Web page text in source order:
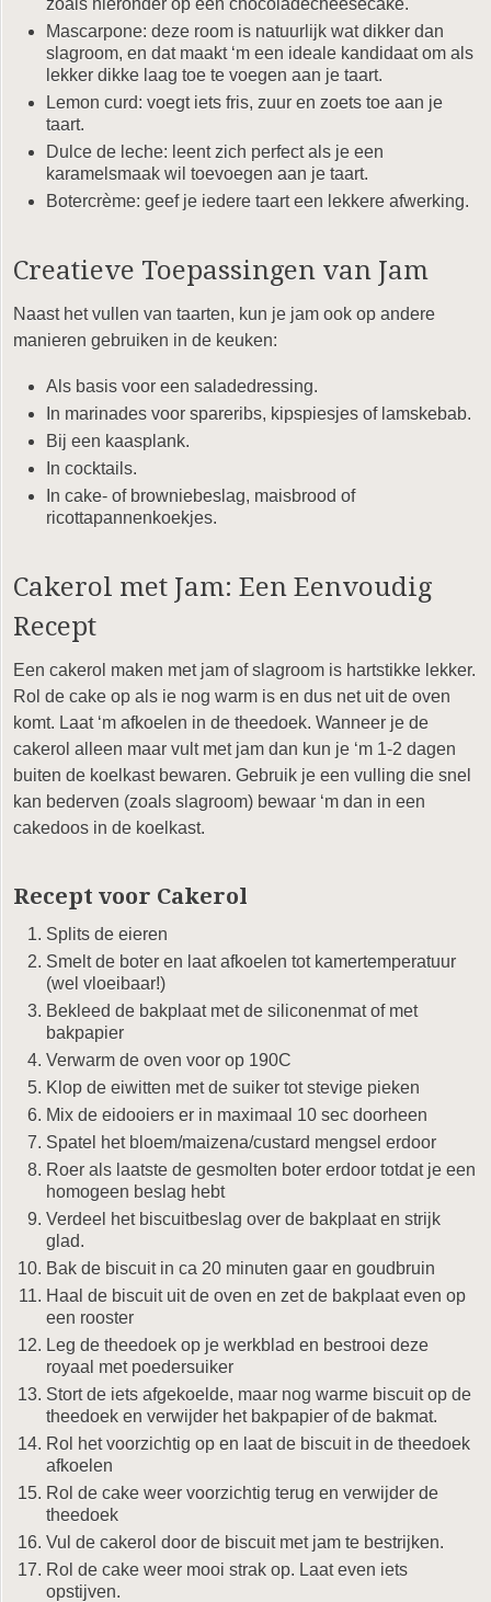
zoals hieronder op een chocoladecheesecake.
Mascarpone: deze room is natuurlijk wat dikker dan
slagroom, en dat maakt ‘m een ideale kandidaat om als
lekker dikke laag toe te voegen aan je taart.
Lemon curd: voegt iets fris, zuur en zoets toe aan je
taart.
Dulce de leche: leent zich perfect als je een
karamelsmaak wil toevoegen aan je taart.
Botercrème: geef je iedere taart een lekkere afwerking.
Creatieve Toepassingen van Jam
Naast het vullen van taarten, kun je jam ook op andere
manieren gebruiken in de keuken:
Als basis voor een saladedressing.
In marinades voor spareribs, kipspiesjes of lamskebab.
Bij een kaasplank.
In cocktails.
In cake- of browniebeslag, maisbrood of
ricottapannenkoekjes.
Cakerol met Jam: Een Eenvoudig
Recept
Een cakerol maken met jam of slagroom is hartstikke lekker.
Rol de cake op als ie nog warm is en dus net uit de oven
komt. Laat ‘m afkoelen in de theedoek. Wanneer je de
cakerol alleen maar vult met jam dan kun je ‘m 1-2 dagen
buiten de koelkast bewaren. Gebruik je een vulling die snel
kan bederven (zoals slagroom) bewaar ‘m dan in een
cakedoos in de koelkast.
Recept voor Cakerol
Splits de eieren
Smelt de boter en laat afkoelen tot kamertemperatuur
(wel vloeibaar!)
Bekleed de bakplaat met de siliconenmat of met
bakpapier
Verwarm de oven voor op 190C
Klop de eiwitten met de suiker tot stevige pieken
Mix de eidooiers er in maximaal 10 sec doorheen
Spatel het bloem/maizena/custard mengsel erdoor
Roer als laatste de gesmolten boter erdoor totdat je een
homogeen beslag hebt
Verdeel het biscuitbeslag over de bakplaat en strijk
glad.
Bak de biscuit in ca 20 minuten gaar en goudbruin
Haal de biscuit uit de oven en zet de bakplaat even op
een rooster
Leg de theedoek op je werkblad en bestrooi deze
royaal met poedersuiker
Stort de iets afgekoelde, maar nog warme biscuit op de
theedoek en verwijder het bakpapier of de bakmat.
Rol het voorzichtig op en laat de biscuit in de theedoek
afkoelen
Rol de cake weer voorzichtig terug en verwijder de
theedoek
Vul de cakerol door de biscuit met jam te bestrijken.
Rol de cake weer mooi strak op. Laat even iets
opstijven.